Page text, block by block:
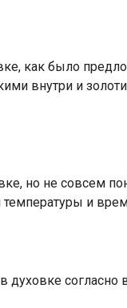
как было
внутри и
но не совсем
и